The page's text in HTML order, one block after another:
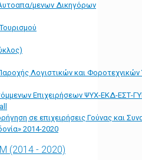
μενων Δικηγόρων
Λογιστικών και
Επιχειρήσεων ΨΥΧ-ΕΚΔ-ΕΣΤ-
σε επιχειρήσεις Γούνας και
2014-2020
(2014 - 2020)